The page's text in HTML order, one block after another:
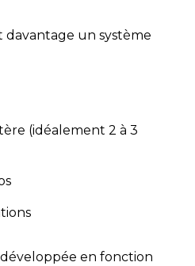
davantage un système
(idéalement 2 à 3
développée en fonction